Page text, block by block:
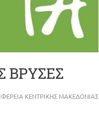
ΒΡΥΣΕΣ
ΚΕΝΤΡΙΚΉΣ ΜΑΚΕΔΟΝΊΑΣ